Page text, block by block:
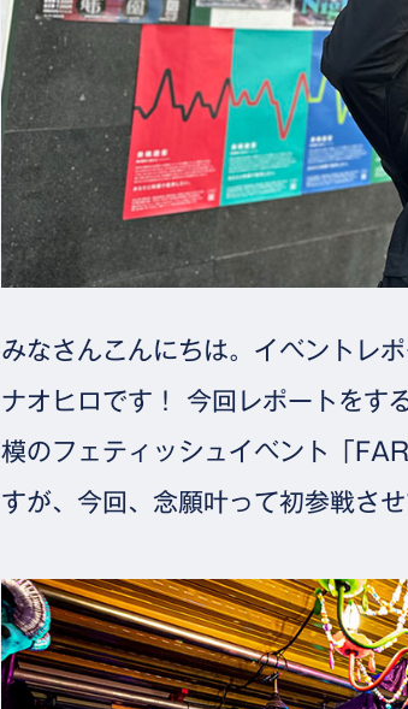
みなさんこんにちは。イベントレ
ナオヒロです！ 今回レポートを
模のフェティッシュイベント「
すが、今回、念願叶って初参戦させ